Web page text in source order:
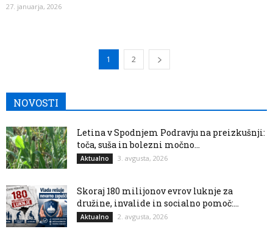
27. januarja, 2026
1 2
NOVOSTI
Letina v Spodnjem Podravju na preizkušnji:
toča, suša in bolezni močno...
Aktualno 3. avgusta, 2026
Skoraj 180 milijonov evrov luknje za
družine, invalide in socialno pomoč:...
Aktualno 2. avgusta, 2026